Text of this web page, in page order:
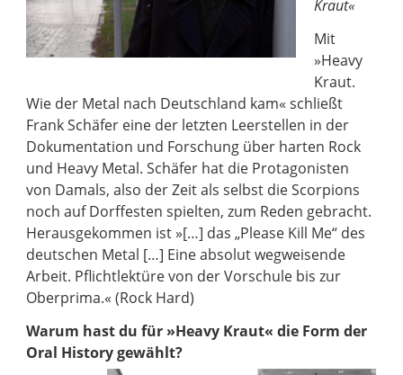
Kraut«
Mit
»Heavy
Kraut.
Wie der Metal nach Deutschland kam« schließt
Frank Schäfer eine der letzten Leerstellen in der
Dokumentation und Forschung über harten Rock
und Heavy Metal. Schäfer hat die Protagonisten
von Damals, also der Zeit als selbst die Scorpions
noch auf Dorffesten spielten, zum Reden gebracht.
Herausgekommen ist »[…] das „Please Kill Me“ des
deutschen Metal […] Eine absolut wegweisende
Arbeit. Pflichtlektüre von der Vorschule bis zur
Oberprima.« (Rock Hard)
Warum hast du für »Heavy Kraut« die Form der
Oral History gewählt?